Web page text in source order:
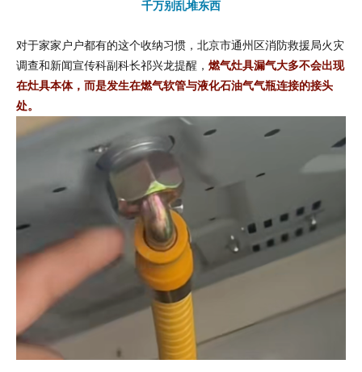
千万别乱堆东西
对于家家户户都有的这个收纳习惯，北京市通州区消防救援局火灾
调查和新闻宣传科副科长祁兴龙提醒， 燃气灶具漏气大多不会出现
在灶具本体，而是发生在燃气软管与液化石油气气瓶连接的接头
处。